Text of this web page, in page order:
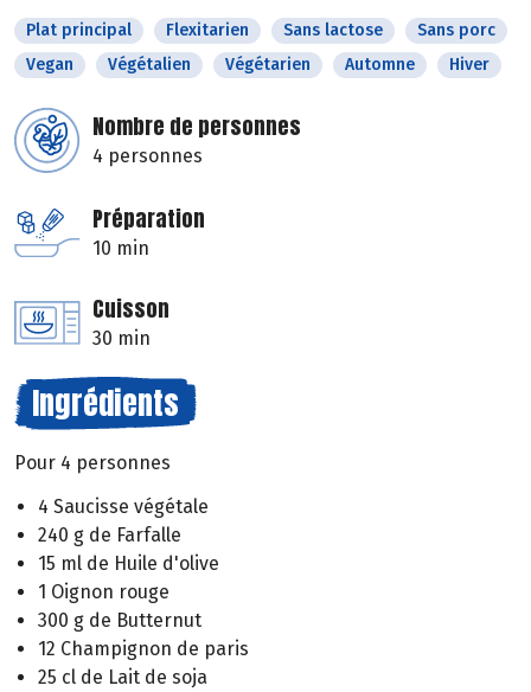
Plat principal Flexitarien Sans lactose
Sans porc
Vegan
Végétalien Végétarien Automne Hiver
Nombre de personnes
4 personnes
Préparation
10 min
Cuisson
30 min
Ingrédients
Pour 4 personnes
4 Saucisse végétale
240 g de Farfalle
15 ml de Huile d'olive
1 Oignon rouge
300 g de Butternut
12 Champignon de paris
25 cl de Lait de soja